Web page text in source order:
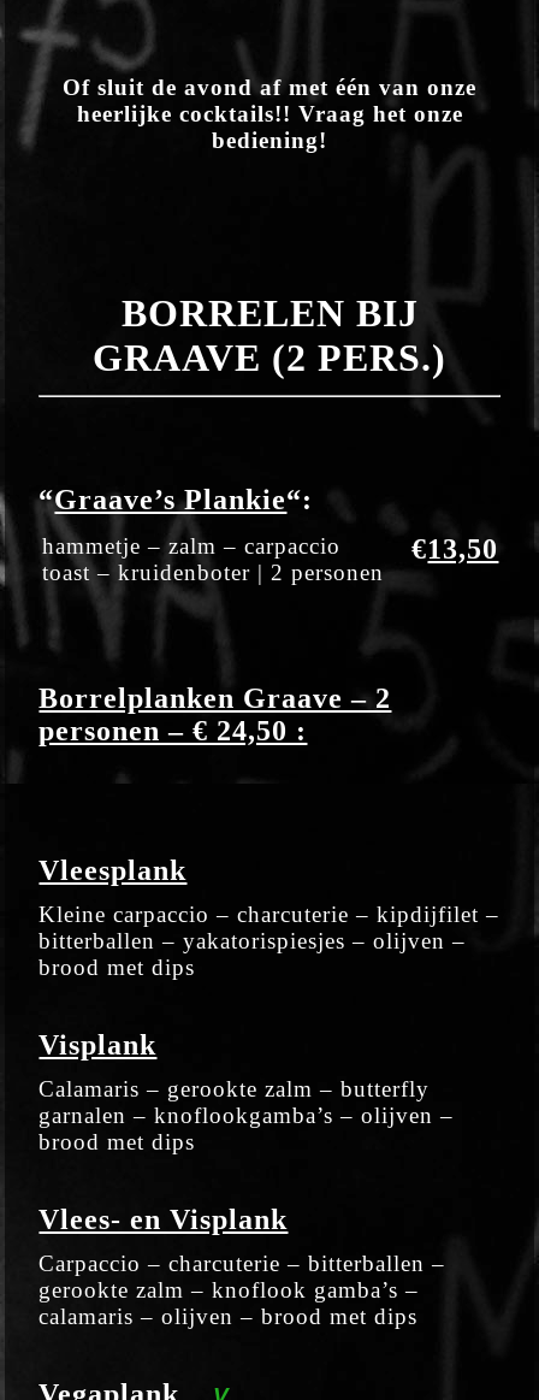
Of sluit de avond af met één van onze
heerlijke cocktails!! Vraag het onze
bediening!
BORRELEN BIJ
GRAAVE (2 PERS.)
“Graave’s Plankie“:
hammetje – zalm – carpaccio
toast – kruidenboter | 2 personen
€13,50
Borrelplanken Graave – 2
personen – € 24,50 :
Vleesplank
Kleine carpaccio – charcuterie – kipdijfilet –
bitterballen – yakatorispiesjes – olijven –
brood met dips
Visplank
Calamaris – gerookte zalm – butterfly
garnalen – knoflookgamba’s – olijven –
brood met dips
Vlees- en Visplank
Carpaccio – charcuterie – bitterballen –
gerookte zalm – knoflook gamba’s –
calamaris – olijven – brood met dips
Vegaplank